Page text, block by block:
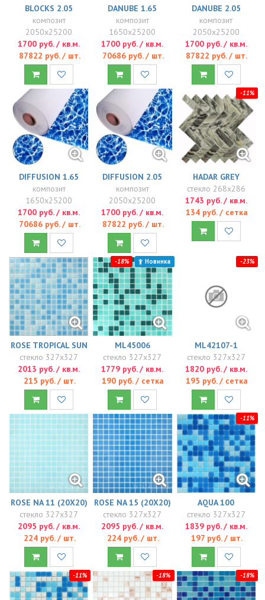
BLOCKS 2.05
композит
2050x25200
1700 руб. / кв.м.
87822 руб. / шт.
DANUBE 1.65
композит
1650x25200
1700 руб. / кв.м.
70686 руб. / шт.
DANUBE 2.05
композит
2050x25200
1700 руб. / кв.м.
87822 руб. / шт.
DIFFUSION 1.65
композит
1650x25200
1700 руб. / кв.м.
70686 руб. / шт.
DIFFUSION 2.05
композит
2050x25200
1700 руб. / кв.м.
87822 руб. / шт.
-11%
HADAR GREY
стекло 268x286
1743 руб. / кв.м.
134 руб. / сетка
ROSE TROPICAL SUN
стекло 327x327
2013 руб. / кв.м.
215 руб. / шт.
-18% Новинка
ML45006
стекло 327x327
1779 руб. / кв.м.
190 руб. / сетка
-23%
ML42107-1
стекло 327x327
1820 руб. / кв.м.
195 руб. / сетка
ROSE NA 11 (20X20)
стекло 327x327
2095 руб. / кв.м.
224 руб. / шт.
ROSE NA 15 (20X20)
стекло 327x327
2095 руб. / кв.м.
224 руб. / шт.
-11%
AQUA 100
стекло 327x327
1839 руб. / кв.м.
197 руб. / шт.
-11% -18% -18%